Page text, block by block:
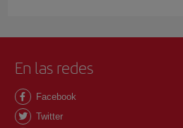
En las redes
Facebook
Twitter